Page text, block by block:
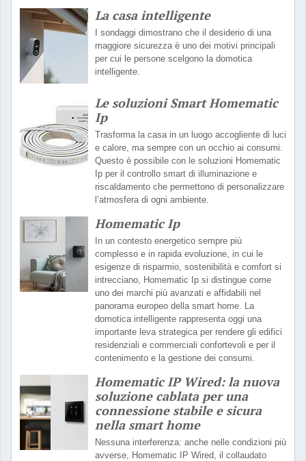
La casa intelligente
I sondaggi dimostrano che il desiderio di una
maggiore sicurezza è uno dei motivi principali
per cui le persone scelgono la domotica
intelligente.
Le soluzioni Smart Homematic
Ip
Trasforma la casa in un luogo accogliente di luci
e calore, ma sempre con un occhio ai consumi.
Questo è possibile con le soluzioni Homematic
Ip per il controllo smart di illuminazione e
riscaldamento che permettono di personalizzare
l’atmosfera di ogni ambiente.
Homematic Ip
In un contesto energetico sempre più
complesso e in rapida evoluzione, in cui le
esigenze di risparmio, sostenibilità e comfort si
intrecciano, Homematic Ip si distingue come
uno dei marchi più avanzati e affidabili nel
panorama europeo della smart home. La
domotica intelligente rappresenta oggi una
importante leva strategica per rendere gli edifici
residenziali e commerciali confortevoli e per il
contenimento e la gestione dei consumi.
Homematic IP Wired: la nuova
soluzione cablata per una
connessione stabile e sicura
nella smart home
Nessuna interferenza: anche nelle condizioni più
avverse, Homematic IP Wired, il collaudato